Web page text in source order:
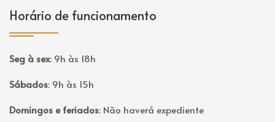
Horário de funcionamento
Seg à sex: 9h às 18h
Sábados: 9h às 15h
Domingos e feriados: Não haverá expediente